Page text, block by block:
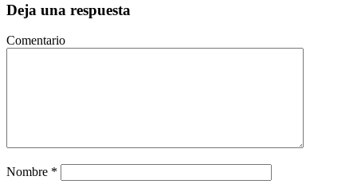
Deja una respuesta
Comentario
Nombre *